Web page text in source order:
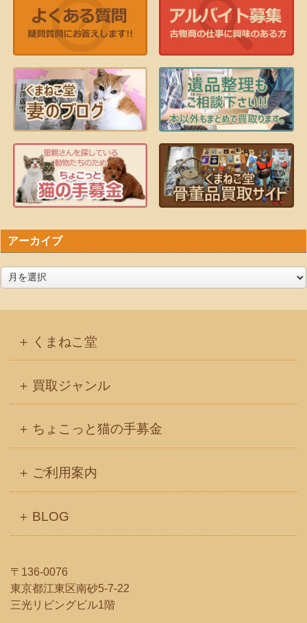
アーカイブ
くまねこ堂
買取ジャンル
ちょこっと猫の手募金
ご利用案内
BLOG
〒136-0076
東京都江東区南砂5-7-22
三光リビングビル1階